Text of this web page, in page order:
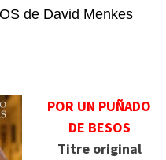
de David Menkes
POR UN PUÑADO
DE BESOS
Titre original